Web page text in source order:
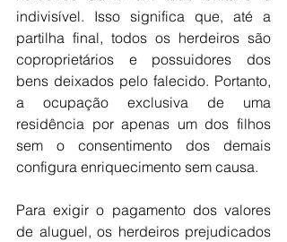
indivisível. Isso significa que, até a
partilha final, todos os herdeiros são
coproprietários e possuidores dos
bens deixados pelo falecido. Portanto,
a ocupação exclusiva de uma
residência por apenas um dos filhos
sem o consentimento dos demais
configura enriquecimento sem causa.
Para exigir o pagamento dos valores
de aluguel, os herdeiros prejudicados